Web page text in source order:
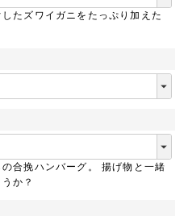
たズワイガニをたっぷり加えた
合挽ハンバーグ。 揚げ物と一緒
か？